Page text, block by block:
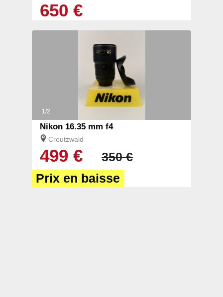
650 €
1/2
Nikon 16.35 mm f4
Creutzwald
499 €
350 €
Prix en baisse